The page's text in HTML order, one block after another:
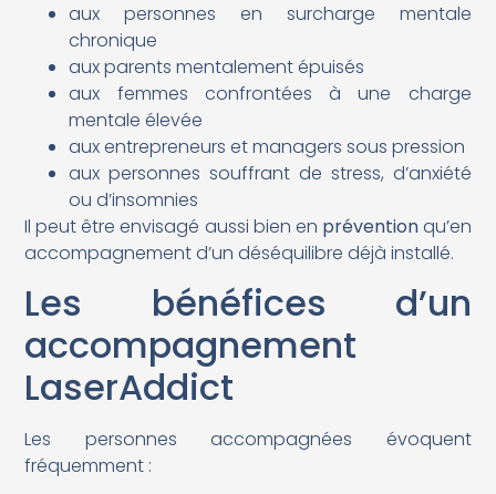
aux personnes en surcharge mentale
chronique
aux parents mentalement épuisés
aux femmes confrontées à une charge
mentale élevée
aux entrepreneurs et managers sous pression
aux personnes souffrant de stress, d’anxiété
ou d’insomnies
Il peut être envisagé aussi bien en préventionqu’en
accompagnement d’un déséquilibre déjà installé.
Les bénéfices d’un
accompagnement
LaserAddict
Les personnes accompagnées évoquent
fréquemment :